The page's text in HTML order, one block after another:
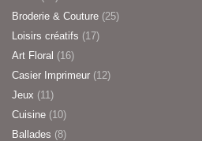
Broderie & Couture (25)
Loisirs créatifs (17)
Art Floral (16)
Casier Imprimeur (12)
Jeux (11)
Cuisine (10)
Ballades (8)